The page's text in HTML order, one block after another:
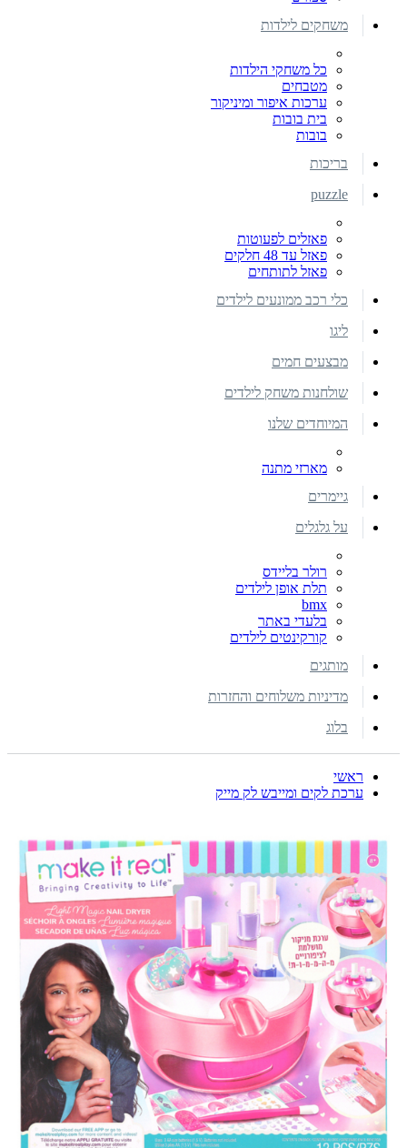
משחקים לילדות
כל משחקי הילדות
מטבחים
ערכות איפור ומיניקור
בית בובות
בובות
בריכות
puzzle
פאזלים לפעוטות
פאזל עד 48 חלקים
פאזל לתותחים
כלי רכב ממונעים לילדים
ליגו
מבצעים חמים
שולחנות משחק לילדים
המיוחדים שלנו
מארזי מתנה
גיימרים
על גלגלים
רולר בליידס
תלת אופן לילדים
bmx
בלעדי באתר
קורקינטים לילדים
מותגים
מדיניות משלוחים והחזרות
בלוג
ראשי
ערכת לקים ומייבש לק מייק